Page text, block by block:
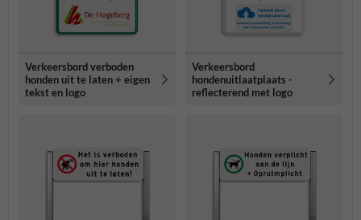
Verkeersbord verboden
honden uit te laten + eigen
tekst en logo
Verkeersbord
hondenuitlaatplaats -
reflecterend met logo